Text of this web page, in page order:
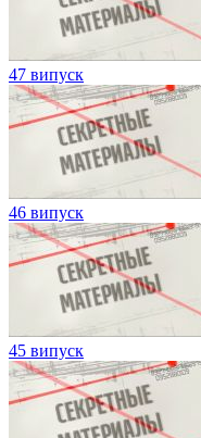
47 випуск
46 випуск
45 випуск